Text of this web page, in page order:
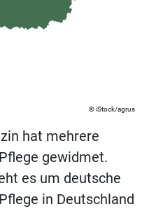
iStock/agrus
hat mehrere
gewidmet.
es um deutsche
in Deutschland